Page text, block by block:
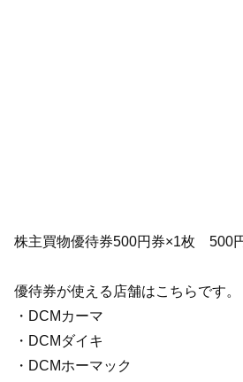
株主買物優待券500円券×1枚 500円
優待券が使える店舗はこちらです。
・DCMカーマ
・DCMダイキ
・DCMホーマック